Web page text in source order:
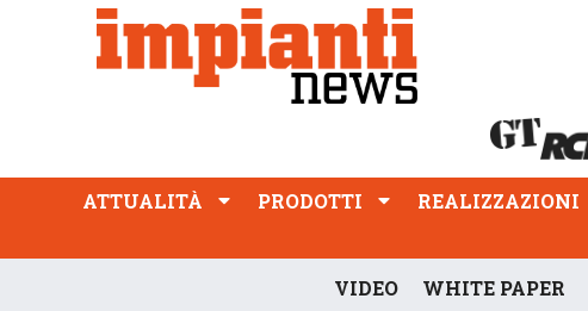
ATTUALITÀ PRODOTTI REALIZZAZIONI
PROFESSIONE
ATTUALITÀ PRODOTTI REALIZZAZIONI
VIDEO WHITE PAPER